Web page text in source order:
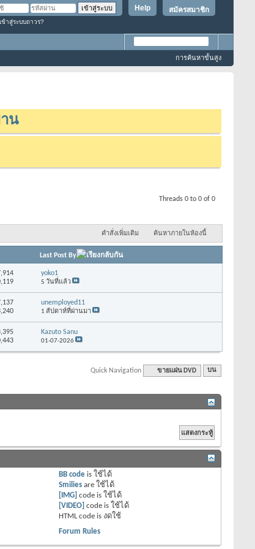
สมัครสมาชิก
Help
เข้าสู่ระบบถาวร?
การค้นหาขั้นสูง
น
Threads 0 to 0 of 0
คำสั่งเพิ่มเติม ค้นหาภายในห้องนี้
Last Post By
yoko1
5 วันที่แล้ว
unemployed11
1 สัปดาห์ที่ผ่านมา
Kazuto Sanu
01-07-2026
Quick Navigation ขายแผ่น DVD บน
BB code isใช้ได้
Smilies areใช้ได้
[IMG] code isใช้ได้
[VIDEO] code isใช้ได้
HTML code is งดใช้
Forum Rules